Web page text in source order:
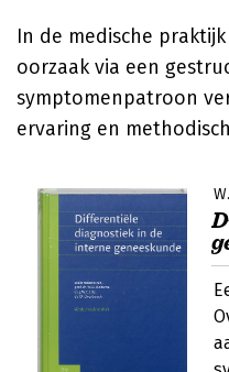
In de medische
oorzaak via een
symptomenpatroon
ervaring en